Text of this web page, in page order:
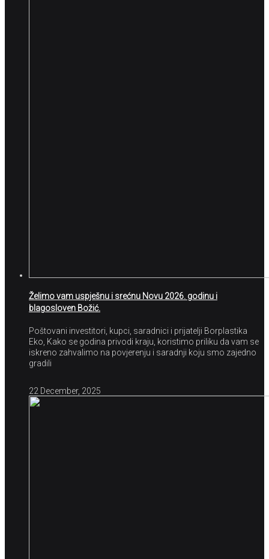
Želimo vam uspješnu i srećnu Novu 2026. godinu i
blagosloven Božić.
Poštovani investitori, kupci, saradnici i prijatelji Borplastika
Eko, Kako se godina privodi kraju, koristimo priliku da vam se
iskreno zahvalimo na povjerenju i saradnji koju smo zajedno
gradili
22 December, 2025